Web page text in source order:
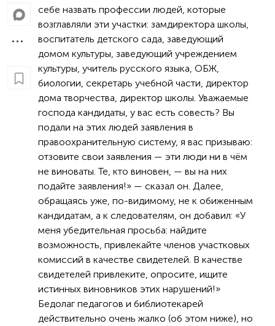
себе назвать профессии людей, которые
возглавляли эти участки: замдиректора школы,
воспитатель детского сада, заведующий
домом культуры, заведующий учреждением
культуры, учитель русского языка, ОБЖ,
биологии, секретарь учебной части, директор
дома творчества, директор школы. Уважаемые
господа кандидаты, у вас есть совесть? Вы
подали на этих людей заявления в
правоохранительную систему, я вас призываю:
отзовите свои заявления — эти люди ни в чём
не виноваты. Те, кто виновен, — вы на них
подайте заявления!» — сказал он. Далее,
обращаясь уже, по-видимому, не к обиженным
кандидатам, а к следователям, он добавил: «У
меня убедительная просьба: найдите
возможность, привлекайте членов участковых
комиссий в качестве свидетелей. В качестве
свидетелей привлеките, опросите, ищите
истинных виновников этих нарушений!»
Бедолаг педагогов и библиотекарей
действительно очень жалко (об этом ниже), но